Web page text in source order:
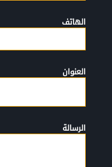
الهاتف
العنوان
الرسالة